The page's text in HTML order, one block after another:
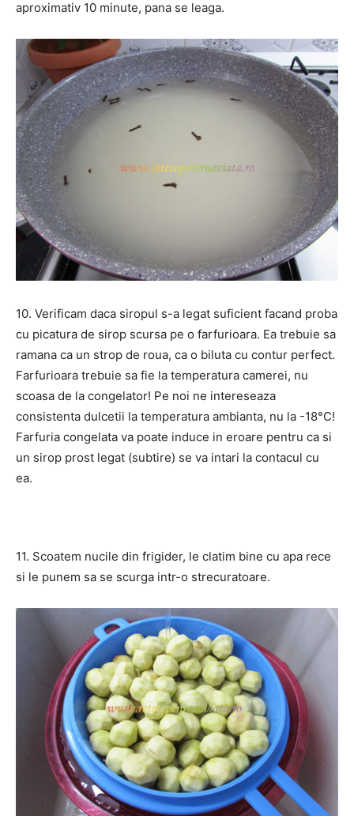
aproximativ 10 minute, pana se leaga.
10. Verificam daca siropul s-a legat suficient facand proba
cu picatura de sirop scursa pe o farfurioara. Ea trebuie sa
ramana ca un strop de roua, ca o biluta cu contur perfect.
Farfurioara trebuie sa fie la temperatura camerei, nu
scoasa de la congelator! Pe noi ne intereseaza
consistenta dulcetii la temperatura ambianta, nu la -18°C!
Farfuria congelata va poate induce in eroare pentru ca si
un sirop prost legat (subtire) se va intari la contacul cu
ea.
11. Scoatem nucile din frigider, le clatim bine cu apa rece
si le punem sa se scurga intr-o strecuratoare.